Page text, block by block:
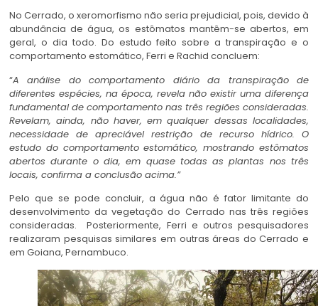
No Cerrado, o xeromorfismo não seria prejudicial, pois, devido à
abundância de água, os estômatos mantêm-se abertos, em
geral, o dia todo. Do estudo feito sobre a transpiração e o
comportamento estomático, Ferri e Rachid concluem:
“A análise do comportamento diário da transpiração de
diferentes espécies, na época, revela não existir uma diferença
fundamental de comportamento nas três regiões consideradas.
Revelam, ainda, não haver, em qualquer dessas localidades,
necessidade de apreciável restrição de recurso hídrico. O
estudo do comportamento estomático, mostrando estômatos
abertos durante o dia, em quase todas as plantas nos três
locais, confirma a conclusão acima.”
Pelo que se pode concluir, a água não é fator limitante do
desenvolvimento da vegetação do Cerrado nas três regiões
consideradas. Posteriormente, Ferri e outros pesquisadores
realizaram pesquisas similares em outras áreas do Cerrado e
em Goiana, Pernambuco.